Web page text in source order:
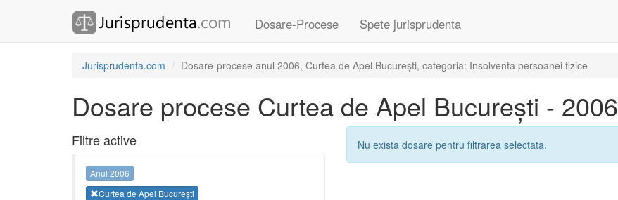
Dosare-Procese Spete jurisprudenta
Jurisprudenta.com Dosare-procese anul 2006, Curtea de Apel București, categoria: Insolventa persoanei fizice
Dosare procese Curtea de Apel București - 2006
Filtre active
Anul 2006
Curtea de Apel București
Nu exista dosare pentru filtrarea selectata.